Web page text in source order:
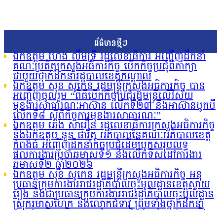
ព័ត៌មានថ្មីៗ
ឯកឧត្តម ហេង លឹមទ្រី រដ្ឋលេខាធិការ អញ្ជើញដឹកនាំ
គណៈប្រតិភូក្រសួងអធិការកិច្ច បើកកិច្ចប្រជុំពិភាក្សា
ជាមួយថ្នាក់ដឹកនាំរដ្ឋបាលខេត្តកណ្តាល
ឯកឧត្តម សុខ សូកេន រដ្ឋមន្រ្តីក្រសួងអធិការកិច្ច បាន
អញ្ជើញចូលរួម “ពិធីបើកកិច្ចប្រជុំរដ្ឋមន្ត្រីលើវិស័យ
មុខងារសាធារណៈអាស៊ាន លើកទី២៣ និងអាស៊ានបូកបី
លើកទី៨ ស្តីពីកិច្ចការមុខងារសាធារណៈ”
ឯកឧត្តម ឆេង សារឿន រដ្ឋលេខាធិការក្រសួងអធិការកិច្ច
និងឯកឧត្តម នួន ផារ័ត្ន អភិបាលនៃគណៈអភិបាលខេត្ត
កំពង់ធំ អញ្ជើញដឹកនាំកិច្ចប្រជុំដើម្បីបូកសរុបលទ្ធ
ផលការងារប្រចាំឆមាសទី១ និងលើកទិសដៅការងារ
ឆមាសទី២ ឆ្នាំ២០២៦
ឯកឧត្តម សុខ សូកេន រដ្ឋមន្រ្តីក្រសួងអធិការកិច្ច អនុ
ប្រធានក្រុមការងាររាជរដ្ឋាភិបាលចុះមូលដ្ឋានខេត្តស្វាយ
រៀង និងជាប្រធានក្រុមការងាររាជរដ្ឋាភិបាលចុះមូលដ្ឋាន
ស្រុករមាសហែក និងលោកជំទាវ ព្រមទាំងថ្នាក់ដឹកនាំ